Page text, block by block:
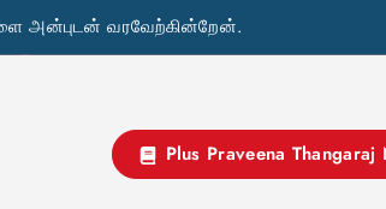
அன்புடன் வரவேற்கின்றேன்.
Plus Praveena Thangaraj